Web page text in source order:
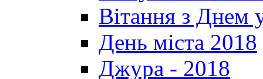
Вітання з Днем
День міста 2018
Джура - 2018